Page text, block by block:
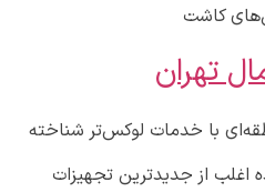
کاشت
تهران
با خدمات لوکس‌تر شناخته
از جدیدترین تجهیزات